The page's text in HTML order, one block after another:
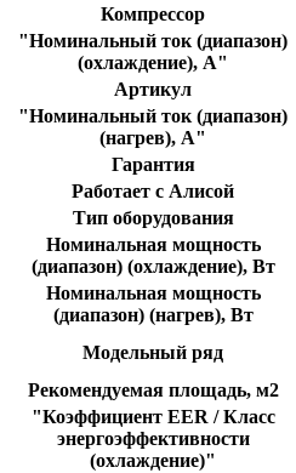
Компрессор
"Номинальный ток (диапазон)
(охлаждение), А"
Артикул
"Номинальный ток (диапазон)
(нагрев), А"
Гарантия
Работает с Алисой
Тип оборудования
Номинальная мощность
(диапазон) (охлаждение), Вт
Номинальная мощность
(диапазон) (нагрев), Вт
Модельный ряд
Рекомендуемая площадь, м2
"Коэффициент EER / Класс
энергоэффективности
(охлаждение)"